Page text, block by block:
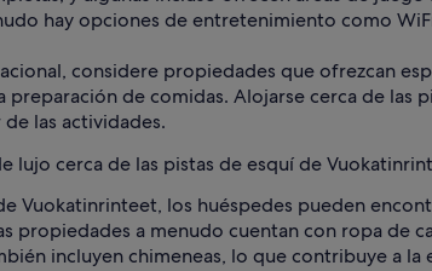
hay opciones de entretenimiento como
considere propiedades que ofrezcan
preparación de comidas. Alojarse cerca de
las actividades.
lujo cerca de las pistas de esquí de
Vuokatinrinteet, los huéspedes pueden
propiedades a menudo cuentan con ropa de
incluyen chimeneas, lo que contribuye a la